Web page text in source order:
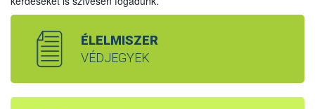
ÉLELMISZER
VÉDJEGYEK